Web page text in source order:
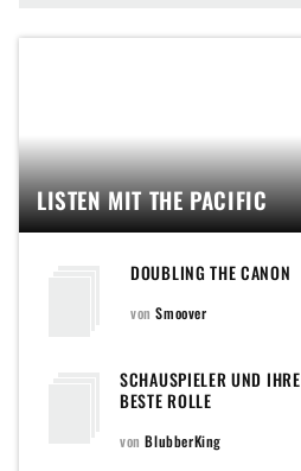
LISTEN MIT THE PACIFIC
DOUBLING THE CANON
vonSmoover
SCHAUSPIELER UND IHRE
BESTE ROLLE
vonBlubberKing